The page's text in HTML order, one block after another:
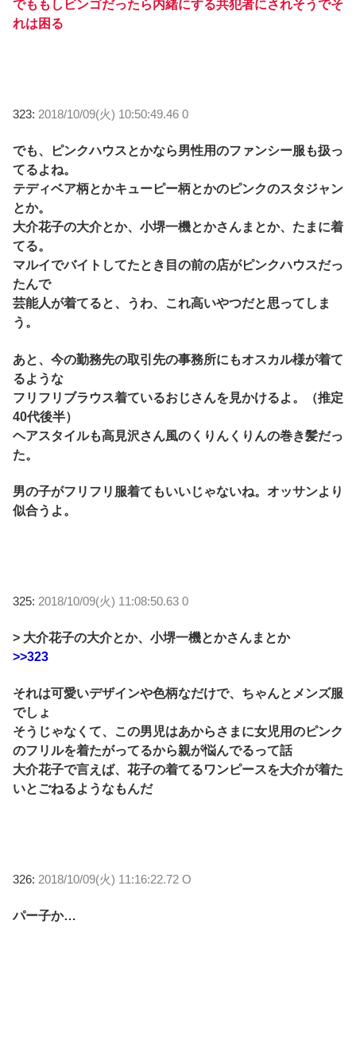
でももしビンゴだったら内緒にする共犯者にされそうでそ
れは困る
323: 2018/10/09(火) 10:50:49.46 0
でも、ピンクハウスとかなら男性用のファンシー服も扱っ
てるよね。
テディベア柄とかキューピー柄とかのピンクのスタジャン
とか。
大介花子の大介とか、小堺一機とかさんまとか、たまに着
てる。
マルイでバイトしてたとき目の前の店がピンクハウスだっ
たんで
芸能人が着てると、うわ、これ高いやつだと思ってしま
う。
あと、今の勤務先の取引先の事務所にもオスカル様が着て
るような
フリフリブラウス着ているおじさんを見かけるよ。（推定
40代後半）
ヘアスタイルも高見沢さん風のくりんくりんの巻き髪だっ
た。
男の子がフリフリ服着てもいいじゃないね。オッサンより
似合うよ。
325: 2018/10/09(火) 11:08:50.63 0
> 大介花子の大介とか、小堺一機とかさんまとか
>>323
それは可愛いデザインや色柄なだけで、ちゃんとメンズ服
でしょ
そうじゃなくて、この男児はあからさまに女児用のピンク
のフリルを着たがってるから親が悩んでるって話
大介花子で言えば、花子の着てるワンピースを大介が着た
いとごねるようなもんだ
326: 2018/10/09(火) 11:16:22.72 O
パー子か…